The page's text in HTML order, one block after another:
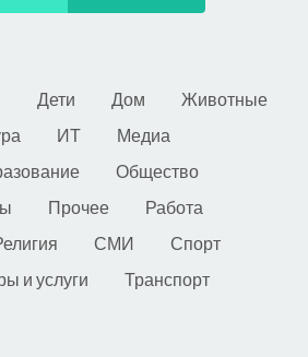
Дети Дом
Животные
ИТ
Медиа
Общество
Прочее
Работа
СМИ
Спорт
и услуги
Транспорт